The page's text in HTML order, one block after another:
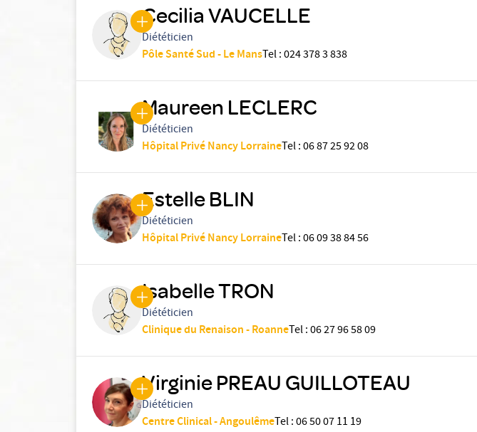
Cecilia VAUCELLE
Diététicien
Pôle Santé Sud - Le MansTel:024 378 3 838
Maureen LECLERC
Diététicien
Hôpital Privé Nancy LorraineTel:06 87 25 92 08
Estelle BLIN
Diététicien
Hôpital Privé Nancy LorraineTel:06 09 38 84 56
Isabelle TRON
Diététicien
Clinique du Renaison - RoanneTel:06 27 96 58 09
Virginie PREAU GUILLOTEAU
Diététicien
Centre Clinical - AngoulêmeTel:06 50 07 11 19